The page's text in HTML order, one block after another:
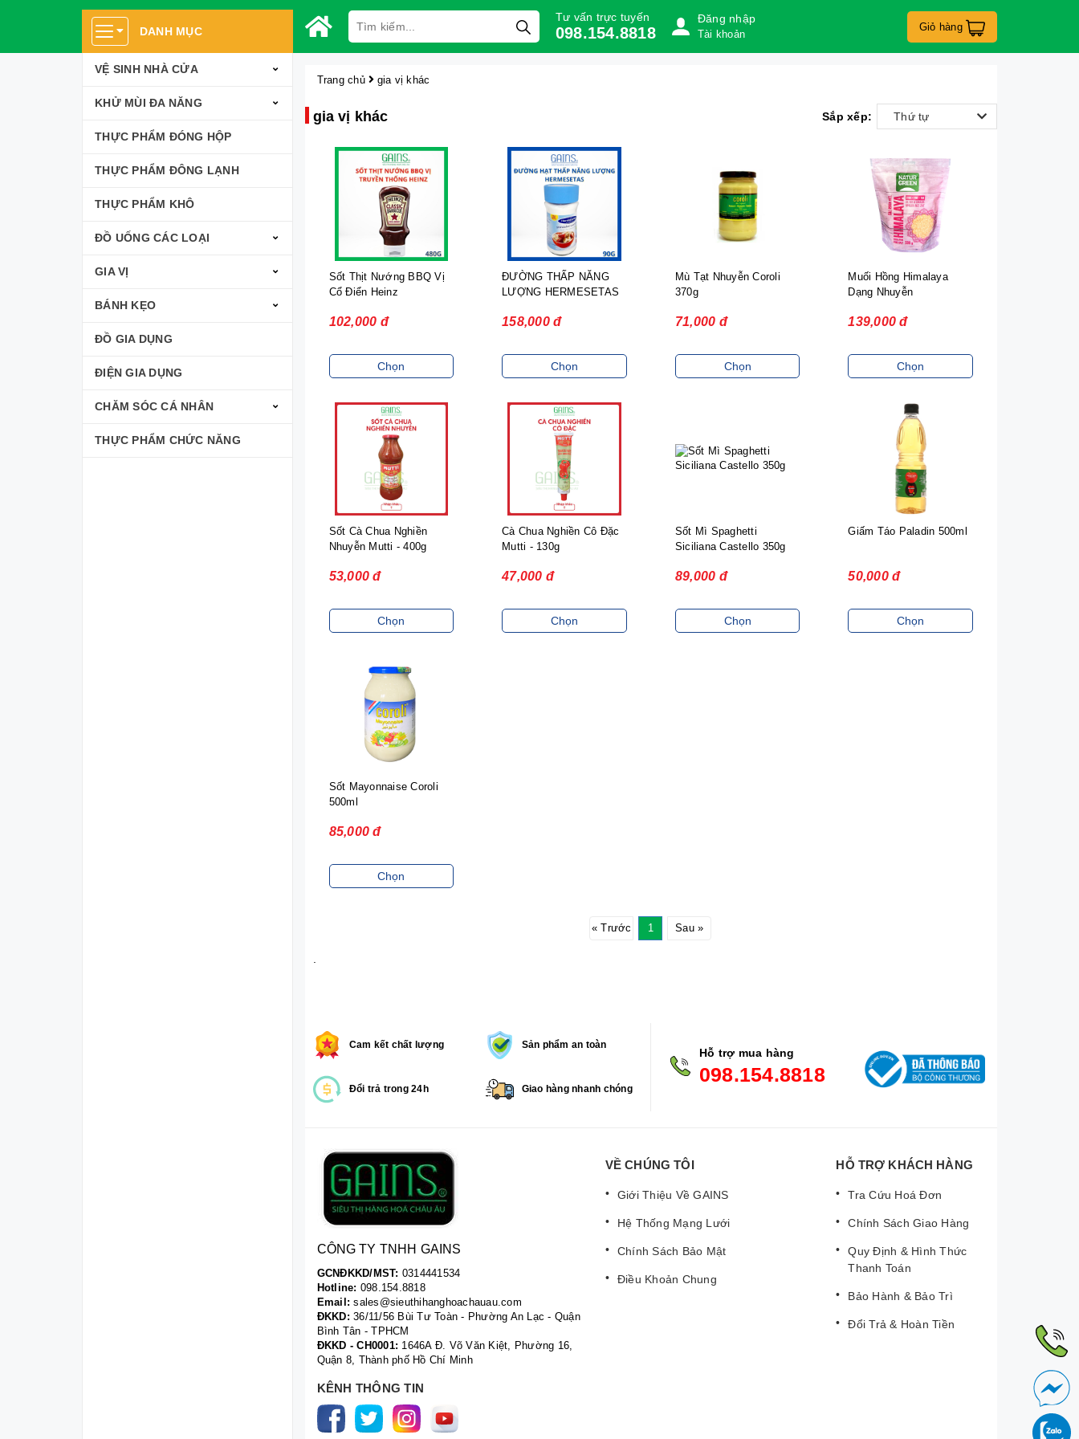
DANH MỤC
VỆ SINH NHÀ CỬA
KHỬ MÙI ĐA NĂNG
THỰC PHẨM ĐÓNG HỘP
THỰC PHẨM ĐÔNG LẠNH
THỰC PHẨM KHÔ
ĐỒ UỐNG CÁC LOẠI
GIA VỊ
BÁNH KẸO
ĐỒ GIA DỤNG
ĐIỆN GIA DỤNG
CHĂM SÓC CÁ NHÂN
THỰC PHẨM CHỨC NĂNG
Tư vấn trực tuyến
098.154.8818
Đăng nhập
Tài khoản
Giỏ hàng
Trang chủ gia vị khác
gia vị khác Sắp xếp: Thứ tự
Sốt Thịt Nướng BBQ Vị
Cổ Điển Heinz
102,000 đ
Chọn
ĐƯỜNG THẤP NĂNG
LƯỢNG HERMES ETAS
158,000 đ
Chọn
Mù Tạt Nhuyễn Coroli
370g
71,000 đ
Chọn
Muối Hồng Himalaya
Dạng Nhuyễn
139,000 đ
Chọn
Sốt Cà Chua Nghiền
Nhuyễn Mutti - 400g
53,000 đ
Chọn
Cà Chua Nghiền Cô Đặc
Mutti - 130g
47,000 đ
Chọn
Sốt Mì Spaghetti
Siciliana Castello 350g
89,000 đ
Chọn
Giấm Táo Paladin 500ml
50,000 đ
Chọn
Sốt Mayonnaise Coroli
500ml
85,000 đ
Chọn
« Trước 1 Sau »
Cam kết chất lượng Sản phẩm an toàn
Đổi trả trong 24h Giao hàng nhanh chóng
Hỗ trợ mua hàng
098.154.8818
CÔNG TY TNHH GAINS
GCNĐKKD/MST: 0314441534
Hotline: 098.154.8818
Email:sales@sieuthihanghoachauau.com
ĐKKD: 36/11/56 Bùi Tư Toàn - Phường An Lạc - Quận
Bình Tân - TPHCM
ĐKKD - CH0001: 1646A Đ. Võ Văn Kiệt, Phường 16,
Quận 8, Thành phố Hồ Chí Minh
KÊNH THÔNG TIN
VỀ CHÚNG TÔI
Giới Thiệu Về GAINS
Hệ Thống Mạng Lưới
Chính Sách Bảo Mật
Điều Khoản Chung
HỖ TRỢ KHÁCH HÀNG
Tra Cứu Hoá Đơn
Chính Sách Giao Hàng
Quy Định & Hình Thức
Thanh Toán
Bảo Hành & Bảo Trì
Đổi Trả & Hoàn Tiền